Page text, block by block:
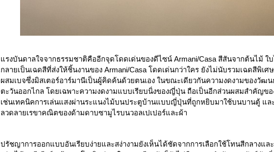
แรงบันดาลใจจากธรรมชาติคืออีกจุดโดดเด่นของดีไซน์ Armani/Casa สีสันจากต้นไม้ ใ
กลายเป็นเฉดสีที่ส่งให้ชิ้นงานของ Armani/Casa โดดเด่นกว่าใคร ยังไม่นับรวมเฉดสีพิเศษ
ผสมเบจซึ่งมิสเตอร์อาร์มานีเป็นผู้คิดค้นด้วยตนเอง ในขณะเดียวกันความงดงามของวัฒน
ตะวันออกไกล โดยเฉพาะความงดงามแบบเรียบนิ่งของญี่ปุ่น ถือเป็นอีกส่วนผสมสำคัญขอ
เช่นเทคนิคการเล่นแสงผ่านระแนงไม้บนประตูบ้านแบบญี่ปุ่นที่ถูกหยิบมาใช้บนบานตู้ และ
ลวดลายเรขาคณิตของด้ามดาบซามูไรบนวอลเปเปอร์และผ้า
ปรัชญาการออกแบบอันเรียบง่ายและสง่างามยังเห็นได้ชัดจากการเลือกใช้โทนสีกลางแล